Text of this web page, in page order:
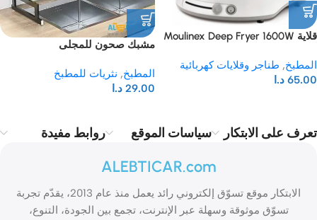
قلاية Moulinex Deep Fryer 1600W
المطبخ, طناجر وقلايات كهربائية
65.00 د.ا
مشبك صحون للمجلى
المطبخ, نثريات للمطبخ
29.00 د.ا
تعرف على الابتكار سياسات الموقع روابط مفيدة
ALEBTICAR.com
الابتكار موقع تسوّق إلكتروني رائد يعمل منذ عام 2013، يقدّم تجربة
تسوّق موثوقة وسهلة عبر الإنترنت، تجمع بين الجودة، التنوع،